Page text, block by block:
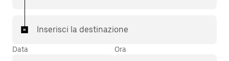
Inserisci la destinazione
Data Ora